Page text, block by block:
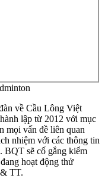
về Cầu Lông Việt
lập từ 2012 với mục
mọi vấn đề liên quan
nhiệm với các thông tin
BQT sẽ cố gắng kiểm
hoạt động thử
TT.